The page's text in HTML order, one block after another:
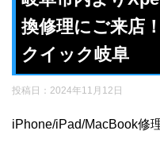
換修理にご来店
クイック岐阜
投稿日： 2024年11月12日
iPhone/iPad/MacBook修